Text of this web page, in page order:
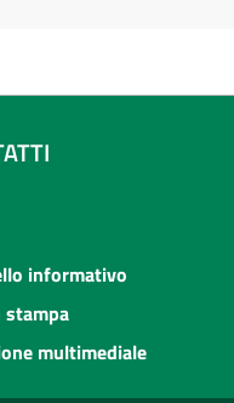
informativo
multimediale